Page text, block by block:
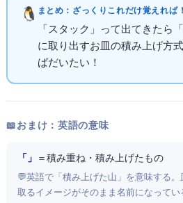
まとめ：ざっくりこれだけ覚えればOK！
「スタック」って出てきたら
に取り出すお皿の積み上げ方
ばだいたいOK！
📖 おまけ：英語の意味
「Stack」 ＝ 積み重ね・積み上げたもの
💬 英語で「積み上げた山」を意味する
取るイメージがそのまま名前になってい